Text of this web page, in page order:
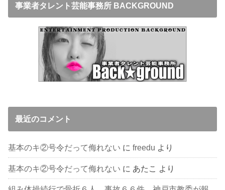
事業者タレント芸能事務所 BACKGROUND
最近のコメント
基本のキ②号令だって侮れない にfreedu より
基本のキ②号令だって侮れない に あたこ より